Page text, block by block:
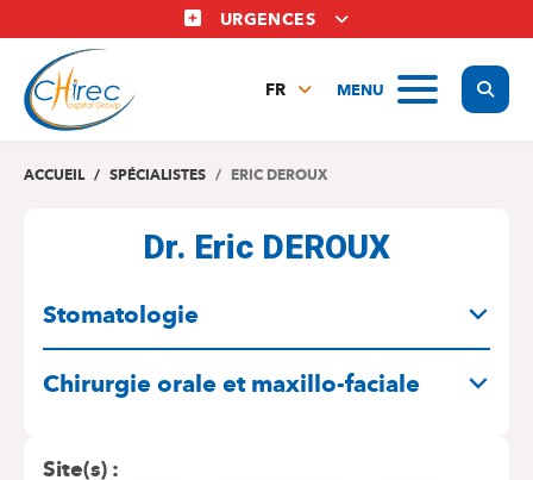
au
contenu
principal
URGENCES
MENU
FR
EN
ACCUEIL SPÉCIALISTES ERIC DEROUX
Dr. Eric DEROUX
Stomatologie
Chirurgie orale et maxillo-faciale
Site(s)